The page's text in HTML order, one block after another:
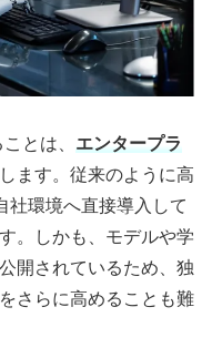
とは、 エンタープラ
ます。従来のように高
社環境へ直接導入して
。しかも、モデルや学
開されているため、独
さらに高めることも難